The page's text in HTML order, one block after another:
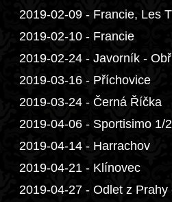
2019-02-09 - Francie, Les
2019-02-10 - Francie
2019-02-24 - Javorník -
2019-03-16 - Příchovice
2019-03-24 - Černá Říčka
2019-04-06 - Sportisimo 1/
2019-04-14 - Harrachov
2019-04-21 - Klínovec
2019-04-27 - Odlet z